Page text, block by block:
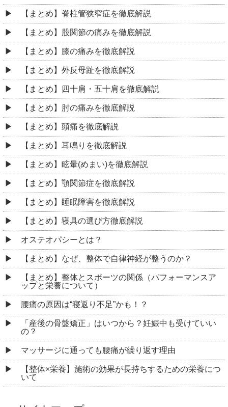
【まとめ】脊柱管狭窄症を徹底解説
【まとめ】股関節の痛みを徹底解説
【まとめ】膝の痛みを徹底解説
【まとめ】外反母趾を徹底解説
【まとめ】四十肩・五十肩を徹底解説
【まとめ】肘の痛みを徹底解説
【まとめ】頭痛を徹底解説
【まとめ】耳鳴りを徹底解説
【まとめ】眩暈(めまい)を徹底解説
【まとめ】顎関節症を徹底解説
【まとめ】睡眠障害を徹底解説
【まとめ】寝具の選び方徹底解説
オステオパシーとは？
【まとめ】なぜ、整体で自律神経が整うのか？
【まとめ】整体とスポーツの関係（パフォーマンスア
ップと栄養について）
腰痛の原因は“寝返り不足”かも！？
「産後の骨盤矯正」はいつから？妊娠中も受けていい
の？
マッサージに通っても腰痛が繰り返す理由
【整体×栄養】施術の効果が長持ちするための栄養につ
いて